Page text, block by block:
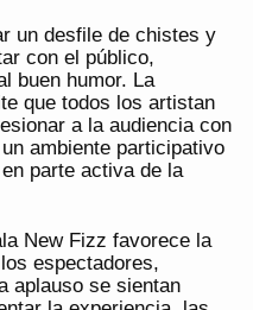
un desfile de chistes y
con el público,
buen humor. La
que todos los artistan
a la audiencia con
ambiente participativo
parte activa de la
New Fizz favorece la
espectadores,
aplauso se sientan